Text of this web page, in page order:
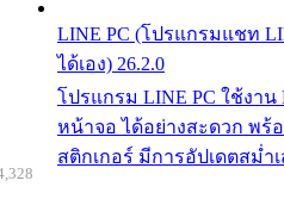
LINE PC (โปรแกรมแชท
ได้เอง) 26.2.0
โปรแกรม LINE PC ใช้งา
หน้าจอ ได้อย่างสะดวก พร้
สติกเกอร์ มีการอัปเดตสม่ำ